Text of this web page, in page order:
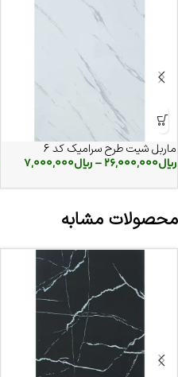
ماربل شیت طرح سرامیک کد 6
ریال26,000,000
–ریال7,000,000
محصولات مشابه